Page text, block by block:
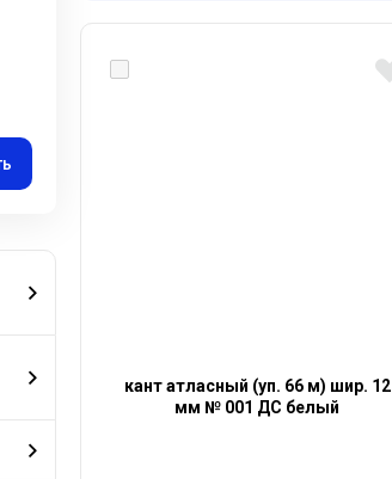
кант атласный (уп. 66 м) шир. 12
мм № 001 ДС белый